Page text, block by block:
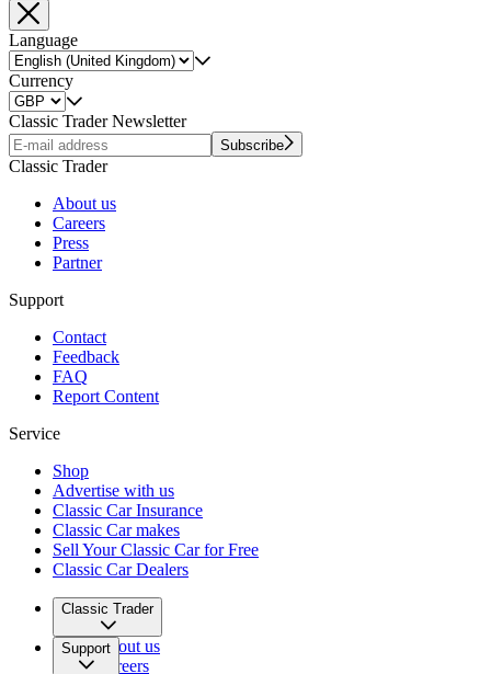
Language
Currency
Classic Trader Newsletter
Subscribe
Classic Trader
About us
Careers
Press
Partner
Support
Contact
Feedback
FAQ
Report Content
Service
Shop
Advertise with us
Classic Car Insurance
Classic Car makes
Sell Your Classic Car for Free
Classic Car Dealers
Classic Trader
About us
Careers
Support